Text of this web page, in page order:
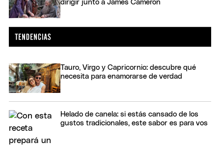
dirigir junto a James Cameron
Tauro, Virgo y Capricornio: descubre qué
necesita para enamorarse de verdad
Helado de canela: si estás cansado de los
gustos tradicionales, este sabor es para vos